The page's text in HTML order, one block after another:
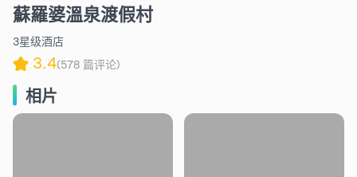
蘇羅婆溫泉渡假村
3星级酒店
3.4(578 篇评论)
相片